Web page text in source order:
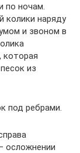
по ночам.
колики наряду
и звоном в
которая
из
под ребрами.
осложнении